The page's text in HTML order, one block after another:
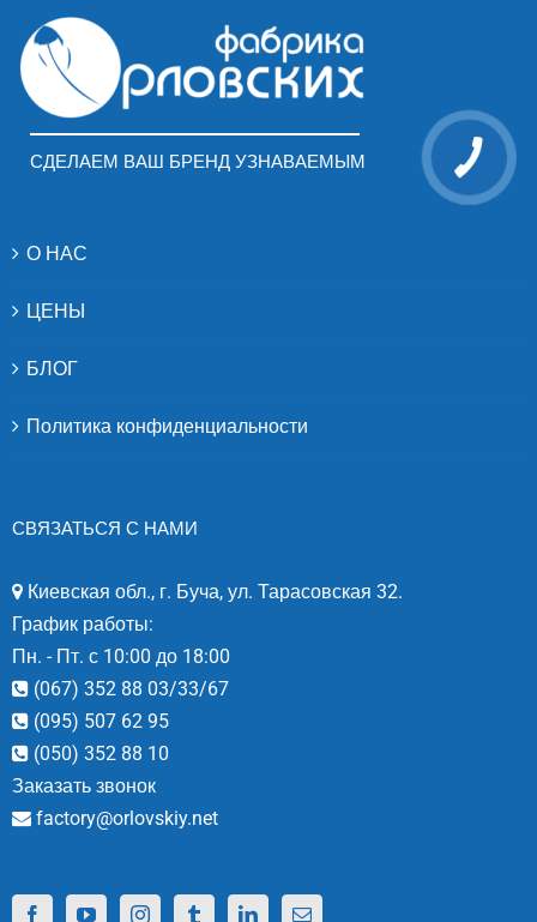
СДЕЛАЕМ ВАШ БРЕНД УЗНАВАЕМЫМ
О НАС
ЦЕНЫ
БЛОГ
Политика конфиденциальности
СВЯЗАТЬСЯ С НАМИ
Киевская обл., г. Буча, ул. Тарасовская 32.
График работы:
Пн. - Пт. с 10:00 до 18:00
(067) 352 88 03/33/67
(095) 507 62 95
(050) 352 88 10
Заказать звонок
factory@orlovskiy.net